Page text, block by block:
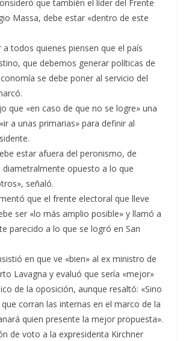
que también el líder del Frente
Massa, debe estar «dentro de este
a todos quienes piensen que el país
que debemos generar políticas de
se debe poner al servicio del
que «en caso de que no se logre» una
a unas primarias» para definir al
estar afuera del peronismo, de
diametralmente opuesto a lo que
señaló.
que el frente electoral que lleve
ser «lo más amplio posible» y llamó a
parecido a lo que se logró en San
en que ve «bien» al ex ministro de
Lavagna y evaluó que sería «mejor»
de la oposición, aunque resaltó: «Sino
corran las internas en el marco de la
quien presente la mejor propuesta».
de voto a la expresidenta Kirchner